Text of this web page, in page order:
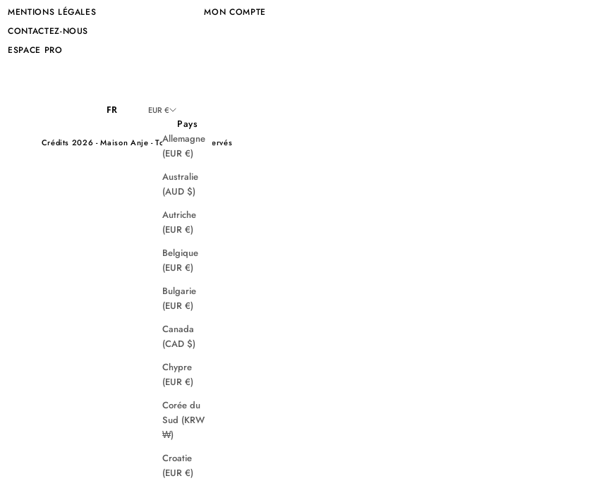
MENTIONS LÉGALES
CONTACTEZ-NOUS
ESPACE PRO
MON COMPTE
FR EUR €
Pays
Allemagne
(EUR €)
Australie
(AUD $)
Autriche
(EUR €)
Belgique
(EUR €)
Bulgarie
(EUR €)
Canada
(CAD $)
Chypre
(EUR €)
Corée du
Sud (KRW
₩)
Croatie
(EUR €)
Crédits 2026 - Maison Anje - Tous droits réservés